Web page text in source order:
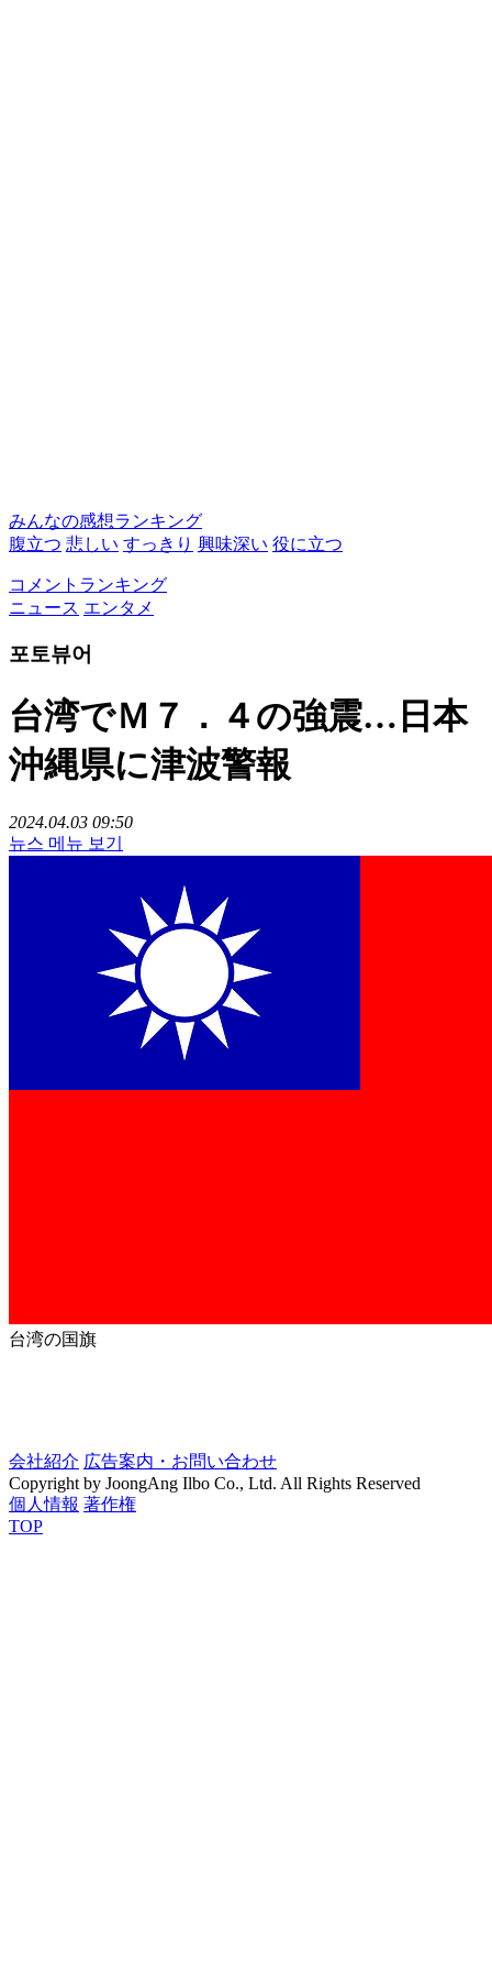
みんなの感想ランキング
腹立つ 悲しい すっきり 興味深い 役に立つ
コメントランキング
ニュース エンタメ
포토뷰어
台湾でＭ７．４の強震…日本
沖縄県に津波警報
2024.04.03 09:50
뉴스 메뉴 보기
台湾の国旗
会社紹介 広告案内・お問い合わせ
Copyright by JoongAng Ilbo Co., Ltd. All Rights Reserved
個人情報 著作権
TOP